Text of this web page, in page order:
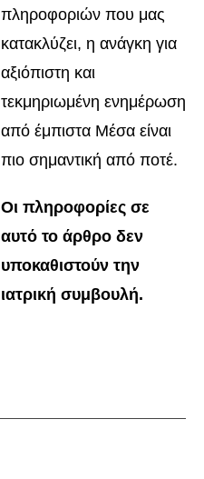
πληροφοριών που μας
κατακλύζει, η ανάγκη για
αξιόπιστη και
τεκμηριωμένη ενημέρωση
από έμπιστα Μέσα είναι
πιο σημαντική από ποτέ.
Οι πληροφορίες σε
αυτό το άρθρο δεν
υποκαθιστούν την
ιατρική συμβουλή.